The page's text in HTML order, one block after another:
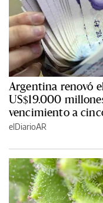
Argentina renovó
US$19.000
vencimiento a
elDiarioAR